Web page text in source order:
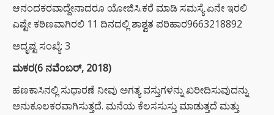
ಆನಂದಕರವಾದ್ದೇನಾದರೂ ಯೋಜಿಸಿ.ಕರೆ ಮಾಡಿ ಸಮಸ್ಯೆ ಏನೇ ಇರಲಿ
ಎಷ್ಟೇ ಕಠಿಣವಾಗಿರಲಿ 11 ದಿನದಲ್ಲಿ ಶಾಶ್ವತ ಪರಿಹಾರ9663218892
ಅದೃಷ್ಟ ಸಂಖ್ಯೆ: 3
ಮಕರ(6 ನವೆಂಬರ್, 2018)
ಹಣಕಾಸಿನಲ್ಲಿ ಸುಧಾರಣೆ ನೀವು ಅಗತ್ಯ ವಸ್ತುಗಳನ್ನು ಖರೀದಿಸುವುದನ್ನು
ಅನುಕೂಲಕರವಾಗಿಸುತ್ತದೆ. ಮನೆಯ ಕೆಲಸಸುಸ್ತು ಮಾಡುತ್ತದೆ ಮತ್ತು